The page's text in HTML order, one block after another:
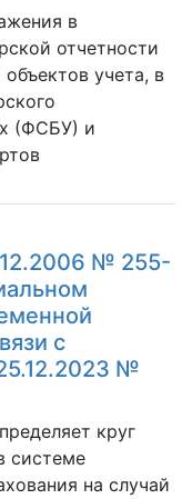
в
отчетности
учета, в
(ФСБУ) и
№ 255-
с
№
круг
системе
на случай